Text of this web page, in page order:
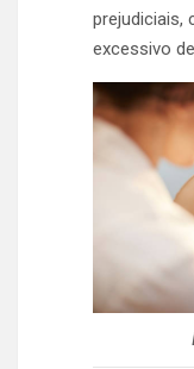
prejudiciais,
excessivo